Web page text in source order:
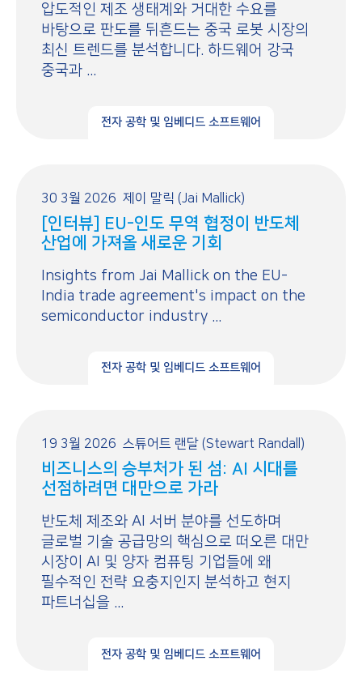
압도적인 제조 생태계와 거대한 수요를
바탕으로 판도를 뒤흔드는 중국 로봇 시장의
최신 트렌드를 분석합니다. 하드웨어 강국
중국과 ...
전자 공학 및 임베디드 소프트웨어
30 3월 2026 제이 말릭 (Jai Mallick)
[인터뷰] EU-인도 무역 협정이 반도체
산업에 가져올 새로운 기회
Insights from Jai Mallick on the EU-
India trade agreement's impact on the
semiconductor industry ...
전자 공학 및 임베디드 소프트웨어
19 3월 2026 스튜어트 랜달 (Stewart Randall)
비즈니스의 승부처가 된 섬: AI 시대를
선점하려면 대만으로 가라
반도체 제조와 AI 서버 분야를 선도하며
글로벌 기술 공급망의 핵심으로 떠오른 대만
시장이 AI 및 양자 컴퓨팅 기업들에 왜
필수적인 전략 요충지인지 분석하고 현지
파트너십을 ...
전자 공학 및 임베디드 소프트웨어